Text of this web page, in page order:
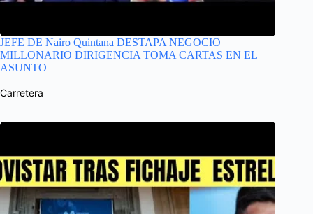
JEFE DE Nairo Quintana DESTAPA NEGOCIO
MILLONARIO DIRIGENCIA TOMA CARTAS EN EL
ASUNTO
Carretera